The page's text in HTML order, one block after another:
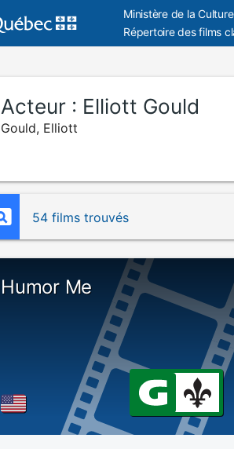
Ministère de la
Répertoire des films
Acteur : Elliott Gould
Gould, Elliott
54 films trouvés
Humor Me